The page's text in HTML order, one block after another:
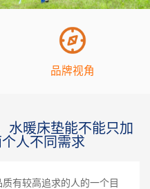
品牌视角
水暖床垫能不能只加
人不同需求
有较高追求的人的一个目